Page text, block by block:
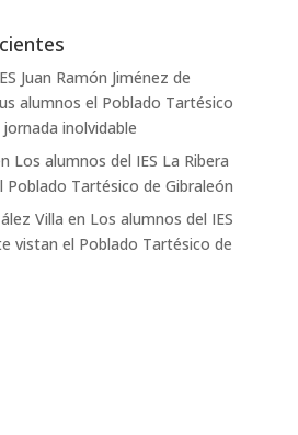
Juan Ramón Jiménez de
alumnos el Poblado Tartésico
inolvidable
Los alumnos del IES La Ribera
Tartésico de Gibraleón
Villa en Los alumnos del IES
vistan el Poblado Tartésico de